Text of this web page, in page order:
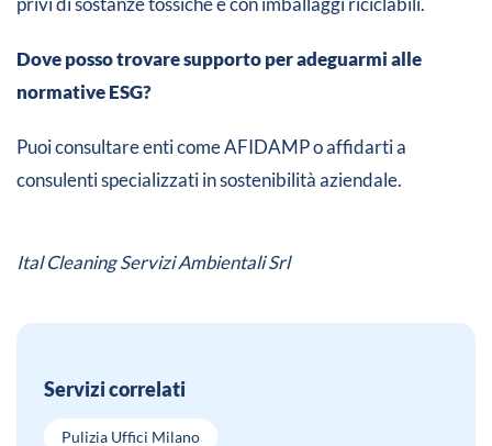
Dove posso trovare supporto per adeguarmi alle
normative ESG?
Puoi consultare enti come AFIDAMP o affidarti a
consulenti specializzati in sostenibilità aziendale.
Ital Cleaning Servizi Ambientali Srl
Servizi correlati
Pulizia Uffici Milano